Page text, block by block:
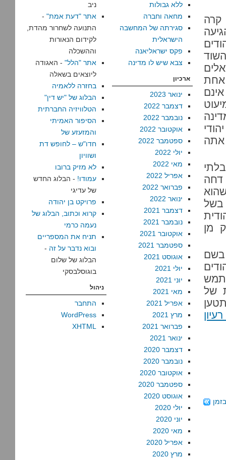
קרה
הגיעה
אחת
אתה
דחה
בשל
מן
בשם
של
ללא גבולות
מחאה וחברה
סגירתה של המחשבה
הישראלית
פקס ישראליאנה
צבא שיש לו מדינה
ארכיון
ינואר 2023
דצמבר 2022
נובמבר 2022
אוקטובר 2022
ספטמבר 2022
יולי 2022
מאי 2022
אפריל 2022
פברואר 2022
ינואר 2022
דצמבר 2021
נובמבר 2021
אוקטובר 2021
ספטמבר 2021
אוגוסט 2021
יולי 2021
יוני 2021
מאי 2021
אפריל 2021
מרץ 2021
פברואר 2021
ינואר 2021
דצמבר 2020
נובמבר 2020
אוקטובר 2020
ספטמבר 2020
אוגוסט 2020
יולי 2020
יוני 2020
מאי 2020
אפריל 2020
מרץ 2020
ניב
אתר "דעת אמת" -
התנועה לשחרור מהדת,
לקידום הנאורות
וההשכלה
אתר "הלל" - האגודה
ליוצאים בשאלה
בחזרה ללאמיה
הבלוג של "יש דין"
הטלוויזיה החברתית
הסיפור האמיתי
והמזעזע של
חדו"ש – לחופש דת
ושוויון
לא מזיק ברובו
עמודו! - הבלוג החדש
של עדיגי
פרויקט בן יהודה
קרוא וכתוב, הבלוג של
נעמה כרמי
תניח את המספריים
ובוא נדבר על זה -
הבלוג של שלום
בוגוסלבסקי
ניהול
התחבר
WordPress
XHTML